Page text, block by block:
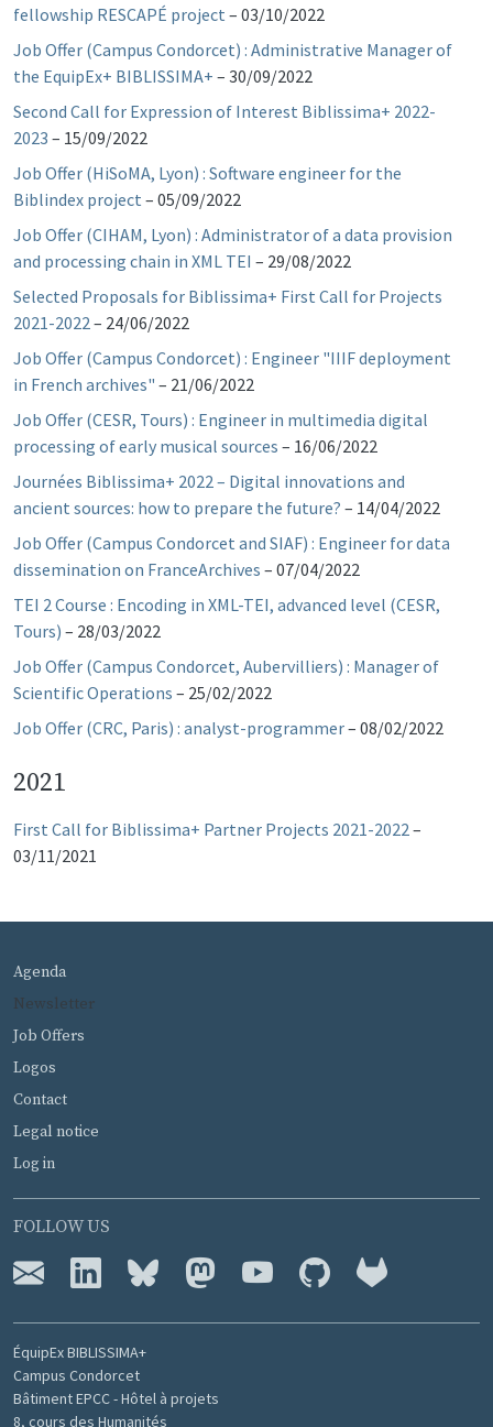
fellowship RESCAPÉ project – 03/10/2022
Job Offer (Campus Condorcet) : Administrative Manager of
the EquipEx+ BIBLISSIMA+ – 30/09/2022
Second Call for Expression of Interest Biblissima+ 2022-
2023 – 15/09/2022
Job Offer (HiSoMA, Lyon) : Software engineer for the
Biblindex project – 05/09/2022
Job Offer (CIHAM, Lyon) : Administrator of a data provision
and processing chain in XML TEI – 29/08/2022
Selected Proposals for Biblissima+ First Call for Projects
2021-2022– 24/06/2022
Job Offer (Campus Condorcet) : Engineer "IIIF deployment
in French archives" – 21/06/2022
Job Offer (CESR, Tours) : Engineer in multimedia digital
processing of early musical sources – 16/06/2022
Journées Biblissima+ 2022 – Digital innovations and
ancient sources: how to prepare the future? – 14/04/2022
Job Offer (Campus Condorcet and SIAF) : Engineer for data
dissemination on FranceArchives – 07/04/2022
TEI 2 Course : Encoding in XML-TEI, advanced level (CESR,
Tours) – 28/03/2022
Job Offer (Campus Condorcet, Aubervilliers) : Manager of
Scientific Operations – 25/02/2022
Job Offer (CRC, Paris) : analyst-programmer– 08/02/2022
2021
First Call for Biblissima+ Partner Projects 2021-2022–
03/11/2021
MENU PIED DE PAGE
Agenda
Newsletter
Job Offers
Logos
Contact
Legal notice
Log in
FOLLOW US
ÉquipEx BIBLISSIMA+
Campus Condorcet
Bâtiment EPCC - Hôtel à projets
8, cours des Humanités